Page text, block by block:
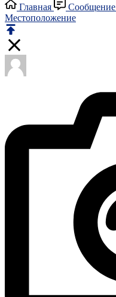
Главная Сообщение
Местоположение